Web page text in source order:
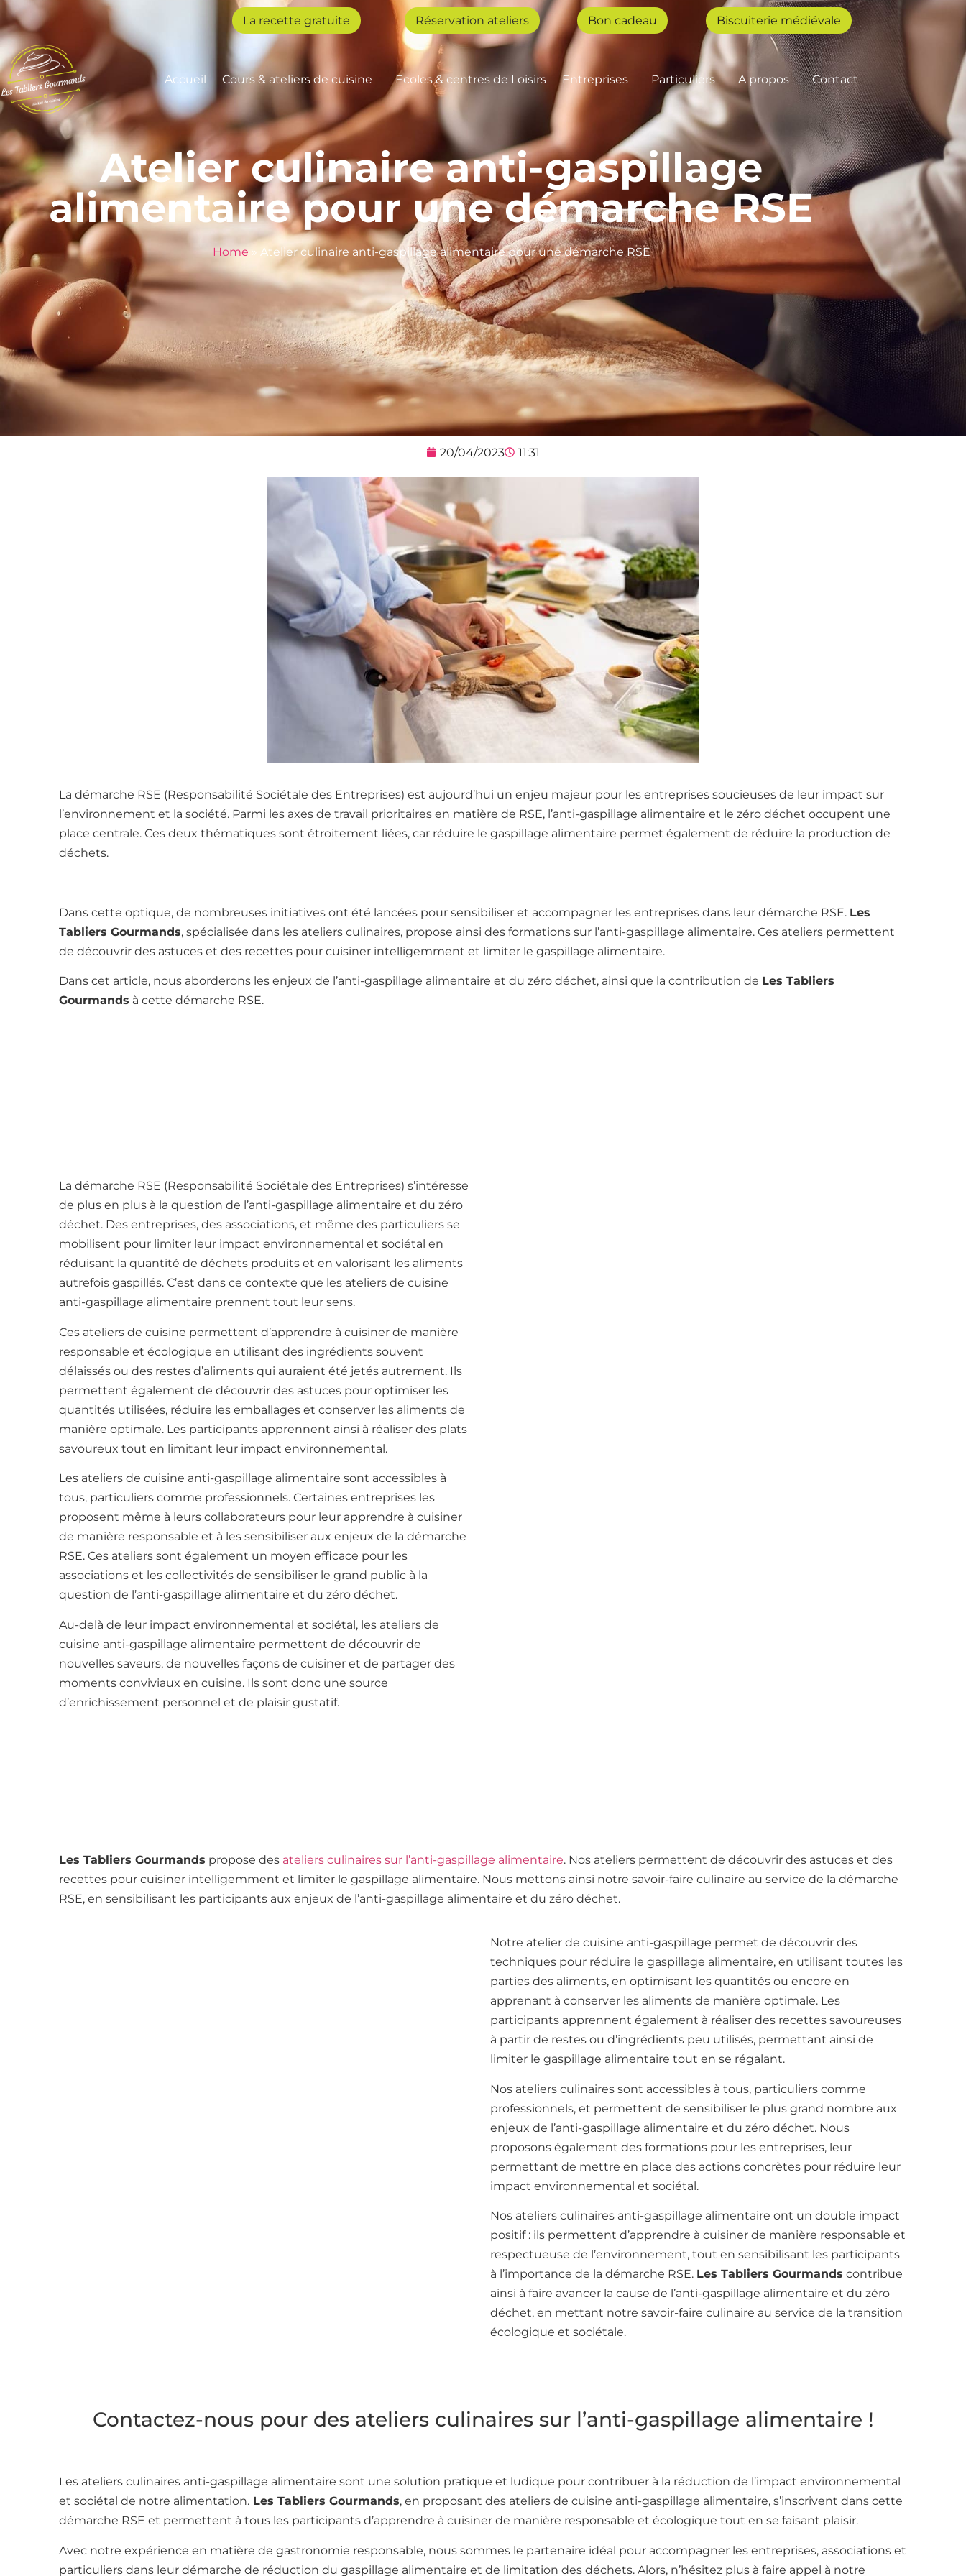
La recette gratuite Réservation ateliers Bon cadeau Biscuiterie médiévale
Accueil Cours & ateliers de cuisine Ecoles & centres de Loisirs Entreprises Particuliers A propos Contact
Atelier culinaire anti-gaspillage
alimentaire pour une démarche RSE
Home » Atelier culinaire anti-gaspillage alimentaire pour une démarche RSE
20/04/2023 11:31
La démarche RSE (Responsabilité Sociétale des Entreprises) est aujourd’hui un enjeu majeur pour les entreprises soucieuses de leur impact sur
l’environnement et la société. Parmi les axes de travail prioritaires en matière de RSE, l’anti-gaspillage alimentaire et le zéro déchet occupent une
place centrale. Ces deux thématiques sont étroitement liées, car réduire le gaspillage alimentaire permet également de réduire la production de
déchets.
Dans cette optique, de nombreuses initiatives ont été lancées pour sensibiliser et accompagner les entreprises dans leur démarche RSE. Les
Tabliers Gourmands, spécialisée dans les ateliers culinaires, propose ainsi des formations sur l’anti-gaspillage alimentaire. Ces ateliers permettent
de découvrir des astuces et des recettes pour cuisiner intelligemment et limiter le gaspillage alimentaire.
Dans cet article, nous aborderons les enjeux de l’anti-gaspillage alimentaire et du zéro déchet, ainsi que la contribution de Les Tabliers
Gourmands à cette démarche RSE.
La démarche RSE (Responsabilité Sociétale des Entreprises) s’intéresse
de plus en plus à la question de l’anti-gaspillage alimentaire et du zéro
déchet. Des entreprises, des associations, et même des particuliers se
mobilisent pour limiter leur impact environnemental et sociétal en
réduisant la quantité de déchets produits et en valorisant les aliments
autrefois gaspillés. C’est dans ce contexte que les ateliers de cuisine
anti-gaspillage alimentaire prennent tout leur sens.
Ces ateliers de cuisine permettent d’apprendre à cuisiner de manière
responsable et écologique en utilisant des ingrédients souvent
délaissés ou des restes d’aliments qui auraient été jetés autrement. Ils
permettent également de découvrir des astuces pour optimiser les
quantités utilisées, réduire les emballages et conserver les aliments de
manière optimale. Les participants apprennent ainsi à réaliser des plats
savoureux tout en limitant leur impact environnemental.
Les ateliers de cuisine anti-gaspillage alimentaire sont accessibles à
tous, particuliers comme professionnels. Certaines entreprises les
proposent même à leurs collaborateurs pour leur apprendre à cuisiner
de manière responsable et à les sensibiliser aux enjeux de la démarche
RSE. Ces ateliers sont également un moyen efficace pour les
associations et les collectivités de sensibiliser le grand public à la
question de l’anti-gaspillage alimentaire et du zéro déchet.
Au-delà de leur impact environnemental et sociétal, les ateliers de
cuisine anti-gaspillage alimentaire permettent de découvrir de
nouvelles saveurs, de nouvelles façons de cuisiner et de partager des
moments conviviaux en cuisine. Ils sont donc une source
d’enrichissement personnel et de plaisir gustatif.
Les Tabliers Gourmands propose des ateliers culinaires sur l’anti-gaspillage alimentaire. Nos ateliers permettent de découvrir des astuces et des
recettes pour cuisiner intelligemment et limiter le gaspillage alimentaire. Nous mettons ainsi notre savoir-faire culinaire au service de la démarche
RSE, en sensibilisant les participants aux enjeux de l’anti-gaspillage alimentaire et du zéro déchet.
Notre atelier de cuisine anti-gaspillage permet de découvrir des
techniques pour réduire le gaspillage alimentaire, en utilisant toutes les
parties des aliments, en optimisant les quantités ou encore en
apprenant à conserver les aliments de manière optimale. Les
participants apprennent également à réaliser des recettes savoureuses
à partir de restes ou d’ingrédients peu utilisés, permettant ainsi de
limiter le gaspillage alimentaire tout en se régalant.
Nos ateliers culinaires sont accessibles à tous, particuliers comme
professionnels, et permettent de sensibiliser le plus grand nombre aux
enjeux de l’anti-gaspillage alimentaire et du zéro déchet. Nous
proposons également des formations pour les entreprises, leur
permettant de mettre en place des actions concrètes pour réduire leur
impact environnemental et sociétal.
Nos ateliers culinaires anti-gaspillage alimentaire ont un double impact
positif : ils permettent d’apprendre à cuisiner de manière responsable et
respectueuse de l’environnement, tout en sensibilisant les participants
à l’importance de la démarche RSE. Les Tabliers Gourmands contribue
ainsi à faire avancer la cause de l’anti-gaspillage alimentaire et du zéro
déchet, en mettant notre savoir-faire culinaire au service de la transition
écologique et sociétale.
Contactez-nous pour des ateliers culinaires sur l’anti-gaspillage alimentaire !
Les ateliers culinaires anti-gaspillage alimentaire sont une solution pratique et ludique pour contribuer à la réduction de l’impact environnemental
et sociétal de notre alimentation. Les Tabliers Gourmands, en proposant des ateliers de cuisine anti-gaspillage alimentaire, s’inscrivent dans cette
démarche RSE et permettent à tous les participants d’apprendre à cuisiner de manière responsable et écologique tout en se faisant plaisir.
Avec notre expérience en matière de gastronomie responsable, nous sommes le partenaire idéal pour accompagner les entreprises, associations et
particuliers dans leur démarche de réduction du gaspillage alimentaire et de limitation des déchets. Alors, n’hésitez plus à faire appel à notre